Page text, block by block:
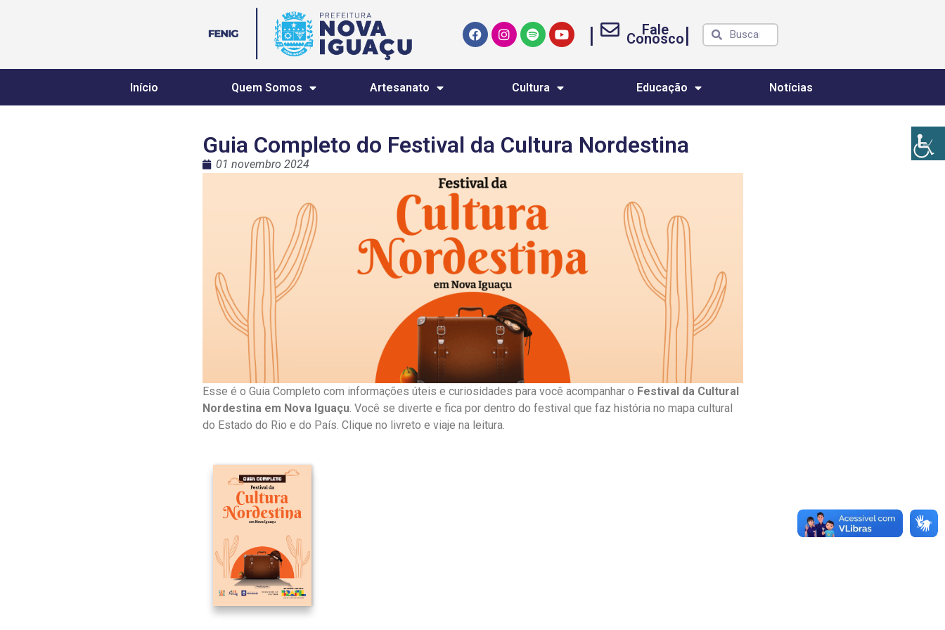
| Fale
Conosco|
Início Quem Somos Artesanato Cultura Educação Notícias
Guia Completo do Festival da Cultura Nordestina
01 novembro 2024
Esse é o Guia Completo com informações úteis e curiosidades para você acompanhar o Festival da Cultural
Nordestina em Nova Iguaçu. Você se diverte e fica por dentro do festival que faz história no mapa cultural
do Estado do Rio e do País. Clique no livreto e viaje na leitura.